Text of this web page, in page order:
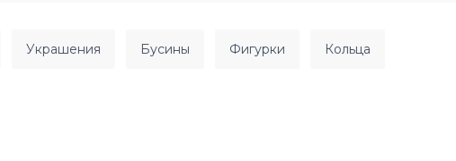
украшения бусины фигурки кольца